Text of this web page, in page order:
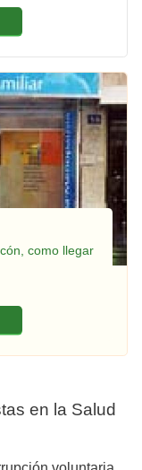
como llegar
en la Salud